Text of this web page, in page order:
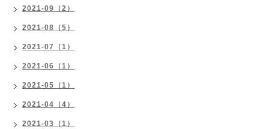
2021-09（2）
2021-08（5）
2021-07（1）
2021-06（1）
2021-05（1）
2021-04（4）
2021-03（1）